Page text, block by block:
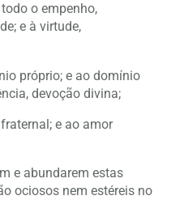
o empenho,
e à virtude,
próprio; e ao domínio
devoção divina;
e ao amor
e abundarem estas
ociosos nem estéreis no